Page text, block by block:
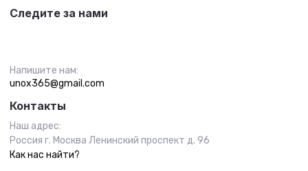
Следите за нами
Напишите нам:
unox365@gmail.com
Контакты
Наш адрес:
Россия г. Москва Ленинский проспект д. 96
Как нас найти?